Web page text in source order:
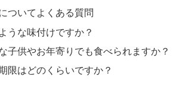
ついてよくある質問
うな味付けですか？
子供やお年寄りでも食べられますか？
限はどのくらいですか？